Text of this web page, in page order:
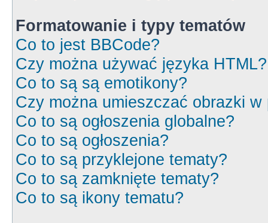
Formatowanie i typy tematów
Co to jest BBCode?
Czy można używać języka HTML?
Co to są są emotikony?
Czy można umieszczać obrazki w
Co to są ogłoszenia globalne?
Co to są ogłoszenia?
Co to są przyklejone tematy?
Co to są zamknięte tematy?
Co to są ikony tematu?